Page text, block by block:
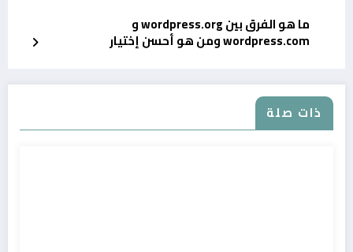
ما هو الفرق بين wordpress.org و
wordpress.com ومن هو أحسن إختيار
ذات صلة